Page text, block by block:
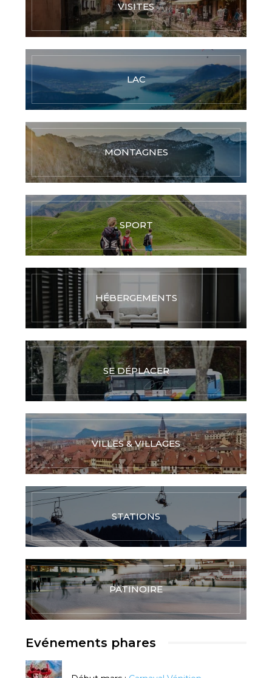
VISITES
LAC
MONTAGNES
SPORT
HÉBERGEMENTS
SE DÉPLACER
VILLES & VILLAGES
STATIONS
PATINOIRE
Evénements phares